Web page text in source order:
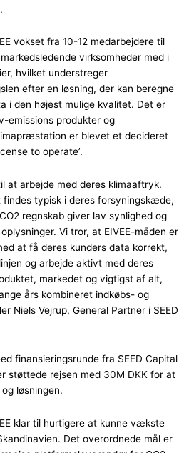
vokset fra 10-12 medarbejdere til
virksomheder med i
hvilket understreger
efter en løsning, der kan beregne
i den højest mulige kvalitet. Det er
emissions produkter og
er blevet et decideret
to operate’.
at arbejde med deres klimaaftryk.
typisk i deres forsyningskæde,
regnskab giver lav synlighed og
Vi tror, at EIVEE-måden er
at få deres kunders data korrekt,
og arbejde aktivt med deres
markedet og vigtigst af alt,
års kombineret indkøbs- og
Niels Vejrup, General Partner i SEED
finansieringsrunde fra SEED Capital
støttede rejsen med 30M DKK for at
løsningen.
klar til hurtigere at kunne vækste
Det overordnede mål er